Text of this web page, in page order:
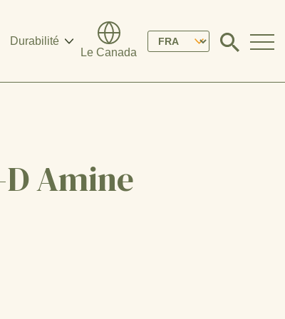
Durabilité
Le Canada
Please
Click
modal
Amine